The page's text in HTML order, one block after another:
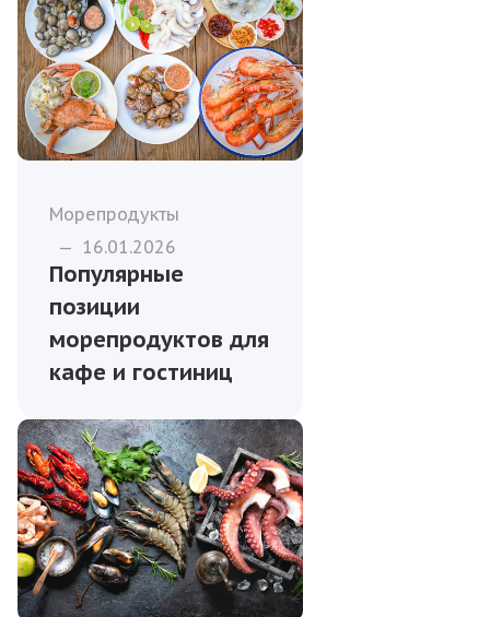
Морепродукты
— 16.01.2026
Популярные
позиции
морепродуктов для
кафе и гостиниц